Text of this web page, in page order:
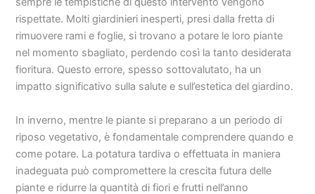
rispettate. Molti giardinieri inesperti, presi dalla fretta di
rimuovere rami e foglie, si trovano a potare le loro piante
nel momento sbagliato, perdendo così la tanto desiderata
fioritura. Questo errore, spesso sottovalutato, ha un
impatto significativo sulla salute e sull’estetica del giardino.
In inverno, mentre le piante si preparano a un periodo di
riposo vegetativo, è fondamentale comprendere quando e
come potare. La potatura tardiva o effettuata in maniera
inadeguata può compromettere la crescita futura delle
piante e ridurre la quantità di fiori e frutti nell’anno